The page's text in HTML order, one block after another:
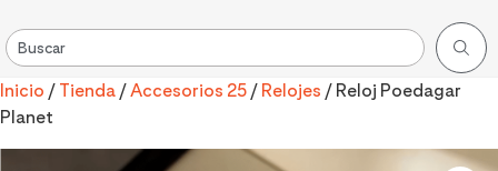
Inicio / Tienda /Accesorios 25 / Relojes / Reloj Poedagar
Planet